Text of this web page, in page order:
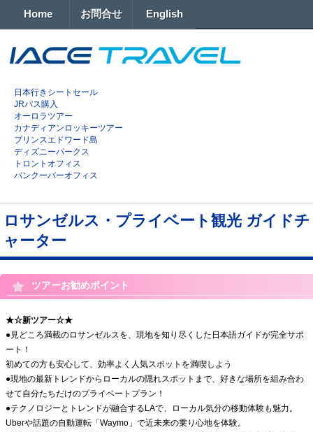
Home お問合せ English
日本行きシートセール
JRパス購入
オーロラツアー
カナディアンロッキーツアー
プリンスエドワード島
ディズニーパークス
トロントオフィス
バンクーバーオフィス
ロサンゼルス・プライベート観光 ガイドチ
ャーター
ツアーお勧めポイント
★☆新ツアー☆★
●見どころ満載のロサンゼルスを、現地を知り尽くした日本語ガイドが完全サポ
ート！
初めての方も安心して、効率よく人気スポットを満喫しよう
●現地の最新トレンドからローカルの隠れスポットまで、好きな場所を組み合わ
せて自分たちだけのプライベートプラン！
●テクノロジーとトレンドが融合するLAで、ローカル気分の移動体験も魅力。
Uberや話題の自動運転「Waymo」で近未来の乗り心地を体験。